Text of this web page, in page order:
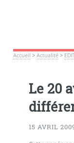
Accueil > Actualité>
Le 20
15 AVRIL